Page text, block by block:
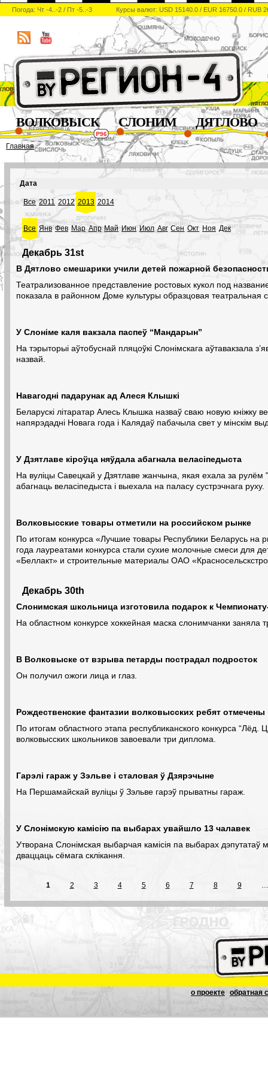
Погода: Чт -4..-2 / Пт -5..-3 Курсы валют: USD 15140.0 / EUR 16750.0 / RUB
ВОЛКОВЫСК СЛОНИМ ДЯТЛОВО
Главная
Дата
Все 2011 2012 2013 2014
Все Янв Фев Мар Апр Май Июн Июл Авг Сен Окт Ноя Дек
Декабрь 31st
В Дятлово смешарики учили детей пожарной
Театрализованное представление ростовых кукол под
показала в районном Доме культуры образцовая
У Слоніме каля вакзала паспеў “Мандарын”
На тэрыторыі аўтобуснай пляцоўкі Слонімскага аўтавакзала
назвай.
Навагодні падарунак ад Алеся Клышкі
Беларускі літаратар Алесь Клышка назваў сваю новую кніжку
напярэдадні Новага года і Калядаў пабачыла свет у мінскім
У Дзятлаве кіроўца няўдала абагнала веласіпедыста
На вуліцы Савецкай у Дзятлаве жанчына, якая ехала за рулём
абагнаць веласіпедыста і выехала на паласу сустрэчнага руху.
Волковысские товары отметили на российском рынке
По итогам конкурса «Лучшие товары Республики Беларусь на
года лауреатами конкурса стали сухие молочные смеси для
«Беллакт» и строительные материалы ОАО
Декабрь 30th
Слонимская школьница изготовила подарок к
На областном конкурсе хоккейная маска слонимчанки заняла
В Волковыске от взрыва петарды пострадал подросток
Он получил ожоги лица и глаз.
Рождественские фантазии волковысских ребят
По итогам областного этапа республиканского конкурса “Лёд.
волковысских школьников завоевали три диплома.
Гарэлі гараж у Зэльве і сталовая ў Дзярэчыне
На Першамайскай вуліцы ў Зэльве гарэў прыватны гараж.
У Слонімскую камісію па выбарах увайшло 13 чалавек
Утворана Слонімская выбарчая камісія па выбарах дэпутатаў
дваццаць сёмага склікання.
1 2 3 4 5 6 7 8 9
о проекте обратная